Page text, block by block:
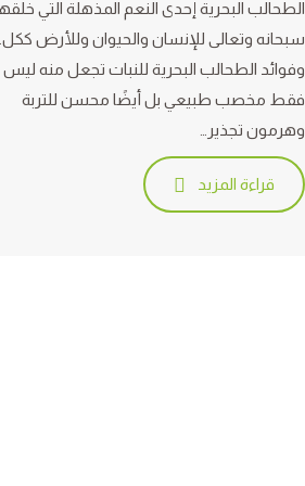
الطحالب البحرية إحدى النعم المذهلة التي
سبحانه وتعالى للإنسان والحيوان وللأرض ككل.
وفوائد الطحالب البحرية للنبات تجعل منه ليس
فقط مخصب طبيعي بل أيضًا محسن للتربة
وهرمون تجذير…
قراءة المزيد